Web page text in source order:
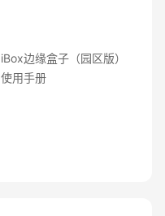
iBox边缘盒子（园区版）
使用手册